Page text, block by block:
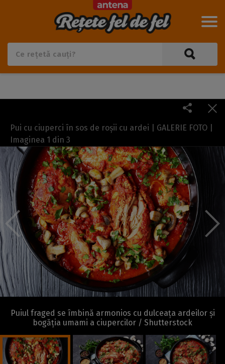
Pui cu ciuperci în sos de roșii cu ardei | GALERIE FOTO |
Imaginea 1 din 3
Puiul fraged se îmbină armonios cu dulceața ardeilor și
bogăția umami a ciupercilor / Shutterstock